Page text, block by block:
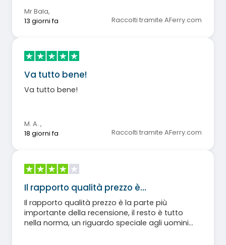
Mr Bala,
13 giorni fa
Raccolti tramite AFerry.com
Va tutto bene!
Va tutto bene!
M. A. ,
18 giorni fa
Raccolti tramite AFerry.com
Il rapporto qualità prezzo è…
Il rapporto qualità prezzo è la parte più
importante della recensione, il resto è tutto
nella norma, un riguardo speciale agli uomini